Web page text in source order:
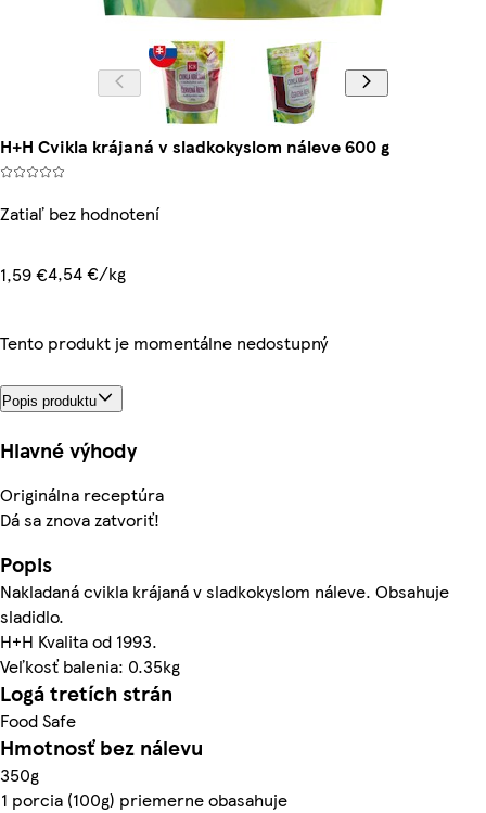
H+H Cvikla krájaná v sladkokyslom náleve 600 g
Zatiaľ bez hodnotení
1,59 €4,54 €/kg
Tento produkt je momentálne nedostupný
Popis produktu
Hlavné výhody
Originálna receptúra
Dá sa znova zatvoriť!
Popis
Nakladaná cvikla krájaná v sladkokyslom náleve. Obsahuje
sladidlo.
H+H Kvalita od 1993.
Veľkosť balenia: 0.35kg
Logá tretích strán
Food Safe
Hmotnosť bez nálevu
350g
1 porcia (100g) priemerne obasahuje